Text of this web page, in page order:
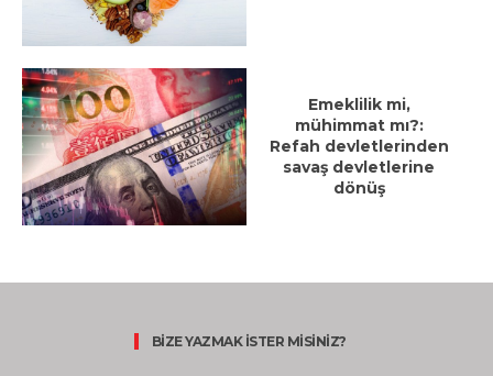
Emeklilik mi,
mühimmat mı?:
Refah devletlerinden
savaş devletlerine
dönüş
BİZE YAZMAK İSTER MİSİNİZ?